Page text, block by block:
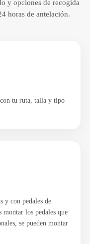
y opciones de recogida
horas de antelación.
tu ruta, talla y tipo
y con pedales de
los pedales que
se pueden montar